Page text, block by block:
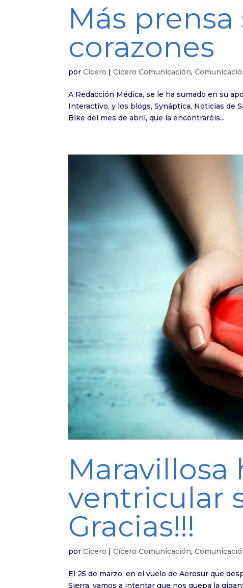
Más
corazones
porCicero |Cícero Comunicación,
A Redacción Médica, se le ha sumado en su
Interactivo, y los blogs, Synáptica, Noticias de
Bike del mes de abril, que la encontraréis...
ventricular
Gracias!!!
porCicero |Cícero Comunicación,
El 25 de marzo, en el vuelo de Aerosur que
Sierra, vamos a intentar que nos quepa la